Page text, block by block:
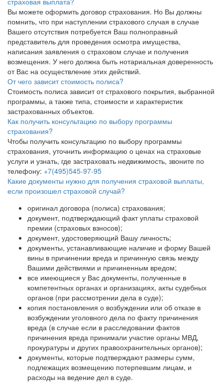
Вы можете оформить договор страхования. Но Вы должны
помнить, что при наступлении страхового случая в случае
Вашего отсутствия потребуется Ваш полноправный
представитель для проведения осмотра имущества,
написания заявления о страховом случае и получения
возмещения. У него должна быть нотариальная доверенность
от Вас на осуществление этих действий.
От чего зависит стоимость полиса?
Стоимость полиса зависит от страхового покрытия, выбранной
программы, а также типа, стоимости и характеристик
застрахованных объектов.
Как получить консультацию по выбору программы
страхования?
Чтобы получить консультацию по выбору программы
страхования, уточнить информацию о ценах на страховые
услуги и узнать, где застраховать недвижимость, звоните по
телефону: +7(495)545-97-95
Какие документы нужно для получения страховой выплаты,
если произошел страховой случай?
оригинал договора (полиса) страхования;
документ, подтверждающий факт уплаты страховой
премии (страховых взносов);
документ, удостоверяющий Вашу личность;
документы, устанавливающие наличие и форму Вашей
вины в причинении вреда и причинную связь между
Вашими действиями и причиненным вредом;
все имеющиеся у Вас документы, полученные в
компетентных органах и организациях, акты судебных
органов (при рассмотрении дела в суде);
копия постановления о возбуждении или об отказе в
возбуждении уголовного дела по факту причинения
вреда (в случае если в расследовании фактов
причинения вреда принимали участие органы МВД,
прокуратуры и других правоохранительных органов);
документы, которые подтверждают размеры сумм,
подлежащих возмещению потерпевшим лицам, и
расходы на ведение дел в суде.